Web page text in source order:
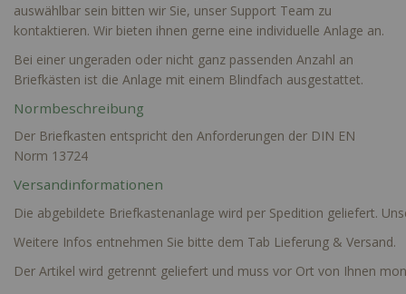
auswählbar sein bitten wir Sie, unser Support Team zu
kontaktieren. Wir bieten ihnen gerne eine individuelle Anlage an.
Bei einer ungeraden oder nicht ganz passenden Anzahl an
Briefkästen ist die Anlage mit einem Blindfach ausgestattet.
Normbeschreibung
Der Briefkasten entspricht den Anforderungen der DIN EN
Norm 13724
Versandinformationen
Die abgebildete Briefkastenanlage wird per Spedition geliefert.
Weitere Infos entnehmen Sie bitte dem Tab Lieferung & Versand.
Der Artikel wird getrennt geliefert und muss vor Ort von Ihnen